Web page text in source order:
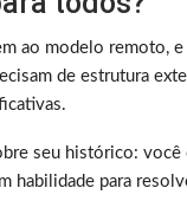
ao modelo remoto,
de estrutura
seu histórico:
habilidade para